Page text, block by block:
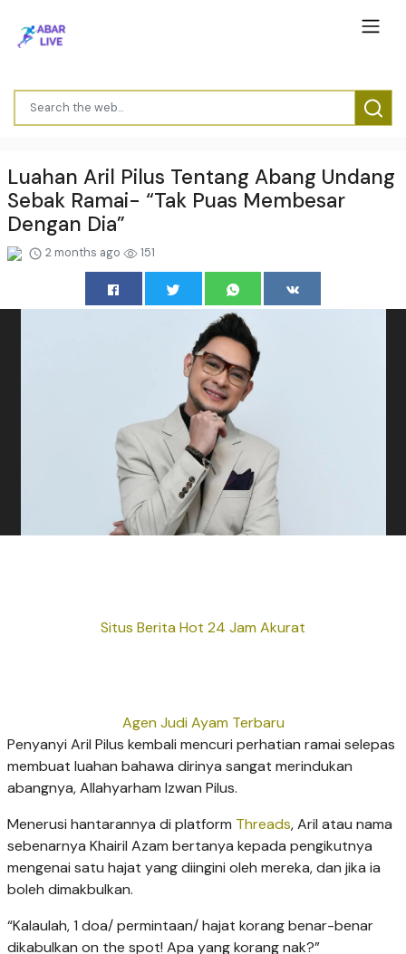
Luahan Aril Pilus Tentang Abang Undang
Sebak Ramai- “Tak Puas Membesar
Dengan Dia”
2 months ago 151
Situs Berita Hot 24 Jam Akurat
Agen Judi Ayam Terbaru
Penyanyi Aril Pilus kembali mencuri perhatian ramai selepas
membuat luahan bahawa dirinya sangat merindukan
abangnya, Allahyarham Izwan Pilus.
Menerusi hantarannya di platform Threads, Aril atau nama
sebenarnya Khairil Azam bertanya kepada pengikutnya
mengenai satu hajat yang diingini oleh mereka, dan jika ia
boleh dimakbulkan.
“Kalaulah, 1 doa/ permintaan/ hajat korang benar-benar
dikabulkan on the spot! Apa yang korang nak?”